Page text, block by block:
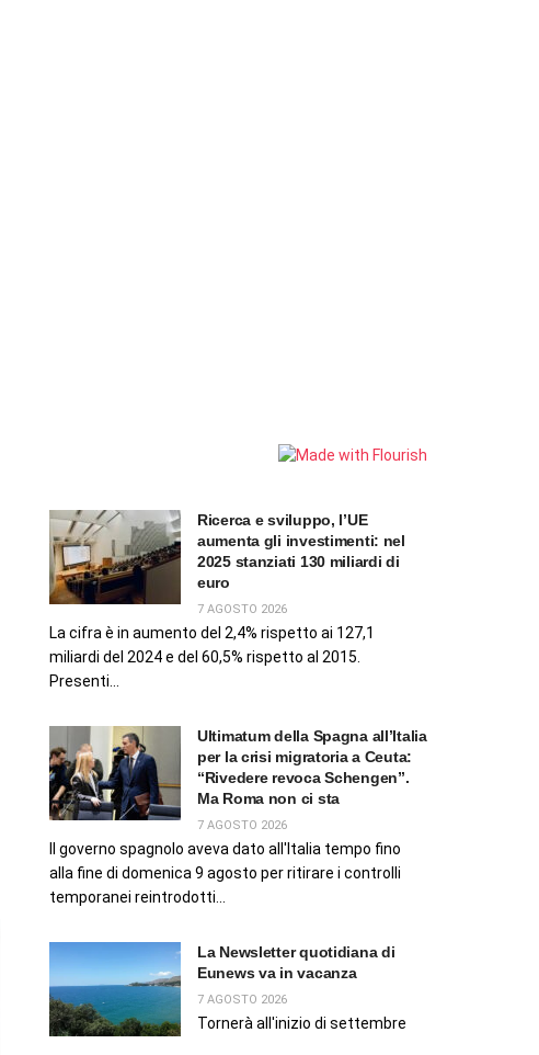
Ricerca e sviluppo, l’UE
aumenta gli investimenti: nel
2025 stanziati 130 miliardi di
euro
7 AGOSTO 2026
La cifra è in aumento del 2,4% rispetto ai 127,1
miliardi del 2024 e del 60,5% rispetto al 2015.
Presenti...
Ultimatum della Spagna all’Italia
per la crisi migratoria a Ceuta:
“Rivedere revoca Schengen”.
Ma Roma non ci sta
7 AGOSTO 2026
Il governo spagnolo aveva dato all'Italia tempo fino
alla fine di domenica 9 agosto per ritirare i controlli
temporanei reintrodotti...
La Newsletter quotidiana di
Eunews va in vacanza
7 AGOSTO 2026
Tornerà all'inizio di settembre